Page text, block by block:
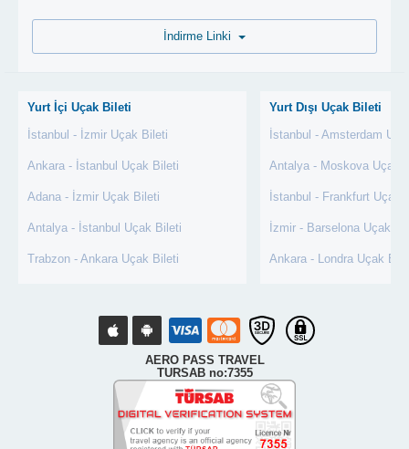
Yurt İçi Uçak Bileti
İstanbul - İzmir Uçak Bileti
Ankara - İstanbul Uçak Bileti
Adana - İzmir Uçak Bileti
Antalya - İstanbul Uçak Bileti
Trabzon - Ankara Uçak Bileti
Yurt Dışı Uçak Bileti
İstanbul - Amsterdam
Antalya - Moskova Uçak
İstanbul - Frankfurt Uçak
İzmir - Barselona Uçak
Ankara - Londra Uçak
AERO PASS TRAVEL
TURSAB no:7355